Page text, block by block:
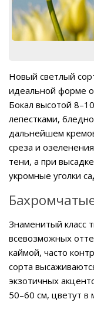
Новый светлый
идеальной форме
Бокал высотой
лепестками,
дальнейшем
среза и
тени, а при
укромные уголки
Знаменитый класс
всевозможных
каймой, часто
сорта
экзотичных
50–60 см, цветут в